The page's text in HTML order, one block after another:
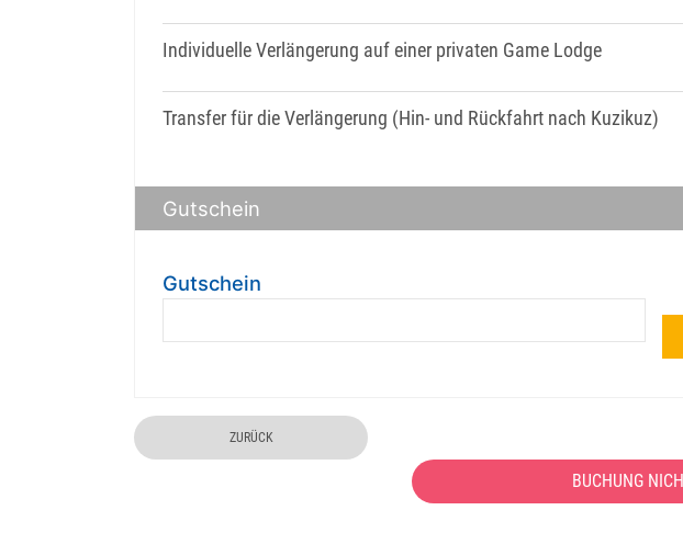
Individuelle Verlängerung auf einer privaten Game Lodge
Transfer für die Verlängerung (Hin- und Rückfahrt nach Kuzikuz)
Gutschein
Gutschein
ZURÜCK
BUCHUNG